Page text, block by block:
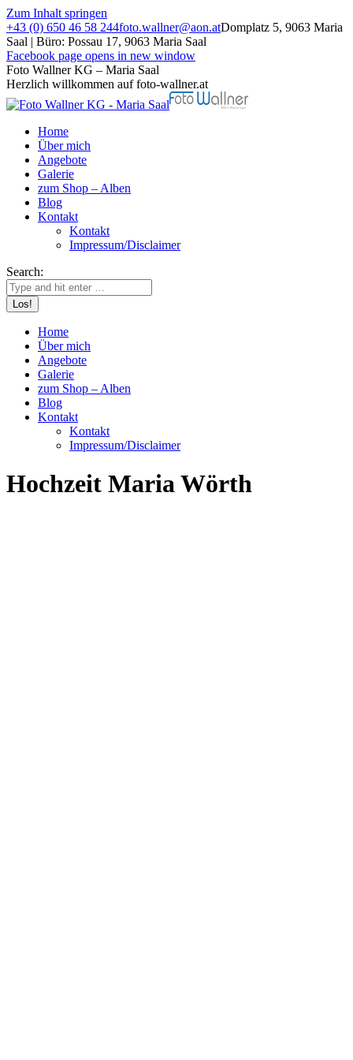
Zum Inhalt springen
+43 (0) 650 46 58 244foto.wallner@aon.atDomplatz 5, 9063 Maria
Saal | Büro: Possau 17, 9063 Maria Saal
Facebook page opens in new window
Foto Wallner KG – Maria Saal
Herzlich willkommen auf foto-wallner.at
Home
Über mich
Angebote
Galerie
zum Shop – Alben
Blog
Kontakt
Kontakt
Impressum/Disclaimer
Search:
Home
Über mich
Angebote
Galerie
zum Shop – Alben
Blog
Kontakt
Kontakt
Impressum/Disclaimer
Hochzeit Maria Wörth